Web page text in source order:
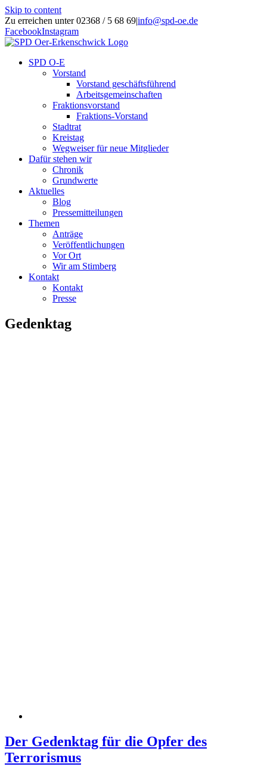
Skip to content
Zu erreichen unter 02368 / 5 68 69|info@spd-oe.de
FacebookInstagram
SPD O-E
Vorstand
Vorstand geschäftsführend
Arbeitsgemeinschaften
Fraktionsvorstand
Fraktions-Vorstand
Stadtrat
Kreistag
Wegweiser für neue Mitglieder
Dafür stehen wir
Chronik
Grundwerte
Aktuelles
Blog
Pressemitteilungen
Themen
Anträge
Veröffentlichungen
Vor Ort
Wir am Stimberg
Kontakt
Kontakt
Presse
Gedenktag
Der Gedenktag für die Opfer des
Terrorismus